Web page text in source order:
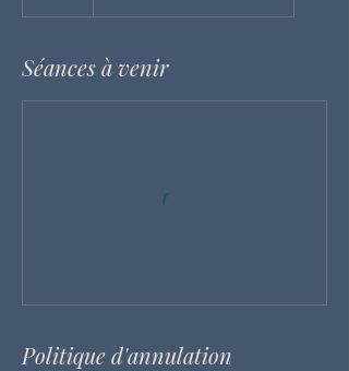
Séances à venir
Politique d'annulation